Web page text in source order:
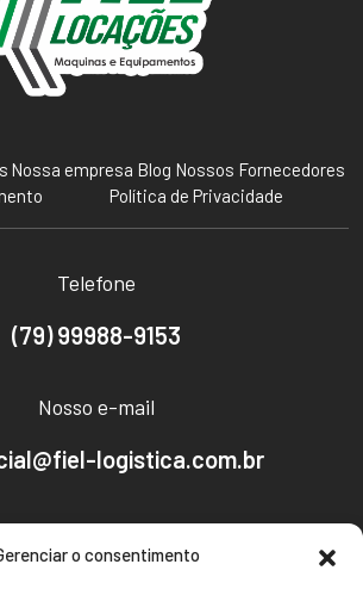
o consentimento
Nossa empresa Blog Nossos Fornecedores
Política de Privacidade
Telefone
(79) 99988-9153
Nosso e-mail
logistica.com.br
Nosso endereço